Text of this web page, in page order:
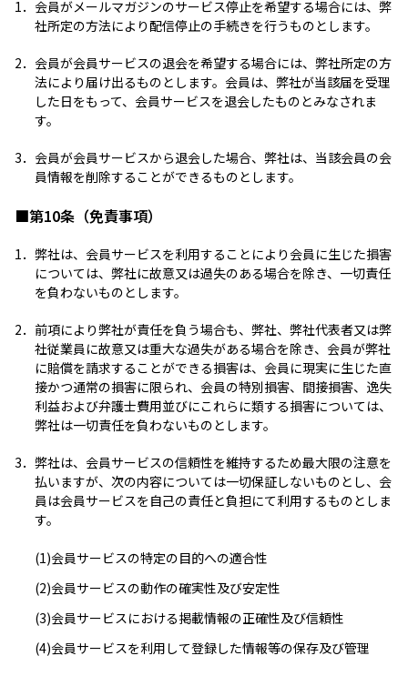
1． 会員がメールマガジンのサービス停止を希望する場合には、弊
社所定の方法により配信停止の手続きを行うものとします。
2． 会員が会員サービスの退会を希望する場合には、弊社所定の方
法により届け出るものとします。会員は、弊社が当該届を受理
した日をもって、会員サービスを退会したものとみなされま
す。
3． 会員が会員サービスから退会した場合、弊社は、当該会員の会
員情報を削除することができるものとします。
■第10条（免責事項）
1． 弊社は、会員サービスを利用することにより会員に生じた損害
については、弊社に故意又は過失のある場合を除き、一切責任
を負わないものとします。
2． 前項により弊社が責任を負う場合も、弊社、弊社代表者又は弊
社従業員に故意又は重大な過失がある場合を除き、会員が弊社
に賠償を請求することができる損害は、会員に現実に生じた直
接かつ通常の損害に限られ、会員の特別損害、間接損害、逸失
利益および弁護士費用並びにこれらに類する損害については、
弊社は一切責任を負わないものとします。
3． 弊社は、会員サービスの信頼性を維持するため最大限の注意を
払いますが、次の内容については一切保証しないものとし、会
員は会員サービスを自己の責任と負担にて利用するものとしま
す。
(1)会員サービスの特定の目的への適合性
(2)会員サービスの動作の確実性及び安定性
(3)会員サービスにおける掲載情報の正確性及び信頼性
(4)会員サービスを利用して登録した情報等の保存及び管理